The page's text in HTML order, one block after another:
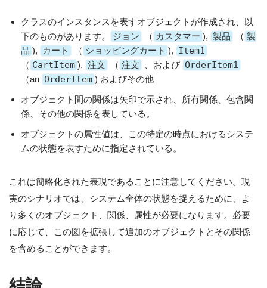
クラスのインスタンスを表すオブジェクトが作成され、以
下のものがあります。
ジョン （ カスタマー ), 製品 （ 製
品 ), カート （ ショッピングカート ), Item1
（ CartItem ), 注文 （ 注文 、および OrderItem1
（an OrderItem ) およびその他
オブジェクト間の関係は矢印で示され、所有関係、包含関
係、その他の関係を表している。
オブジェクトの属性値は、この特定の時点におけるシステ
ムの状態を表すために指定されている。
これは簡略化された表現であることに注意してください。現
実のシナリオでは、システム全体の状態を捉えるために、よ
り多くのオブジェクト、関係、属性が必要になります。必要
に応じて、この図を拡張して追加のオブジェクトとその関係
を含めることができます。